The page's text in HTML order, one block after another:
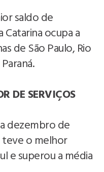
saldo de
ocupa a
de São Paulo, Rio
DE SERVIÇOS
dezembro de
teve o melhor
e superou a média